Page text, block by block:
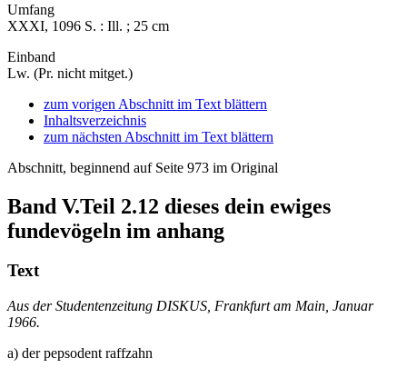
Umfang
XXXI, 1096 S. : Ill. ; 25 cm
Einband
Lw. (Pr. nicht mitget.)
zum vorigen Abschnitt im Text blättern
Inhaltsverzeichnis
zum nächsten Abschnitt im Text blättern
Abschnitt, beginnend auf Seite 973 im Original
Band V.Teil 2.12 dieses dein ewiges
fundevögeln im anhang
Text
Aus der Studentenzeitung DISKUS, Frankfurt am Main, Januar
1966.
a) der pepsodent raffzahn